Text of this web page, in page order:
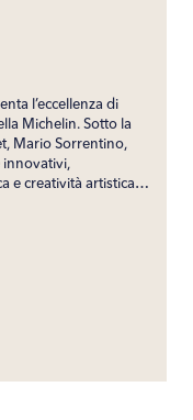
l’eccellenza di
Michelin. Sotto la
Mario Sorrentino,
innovativi,
e creatività artistica.